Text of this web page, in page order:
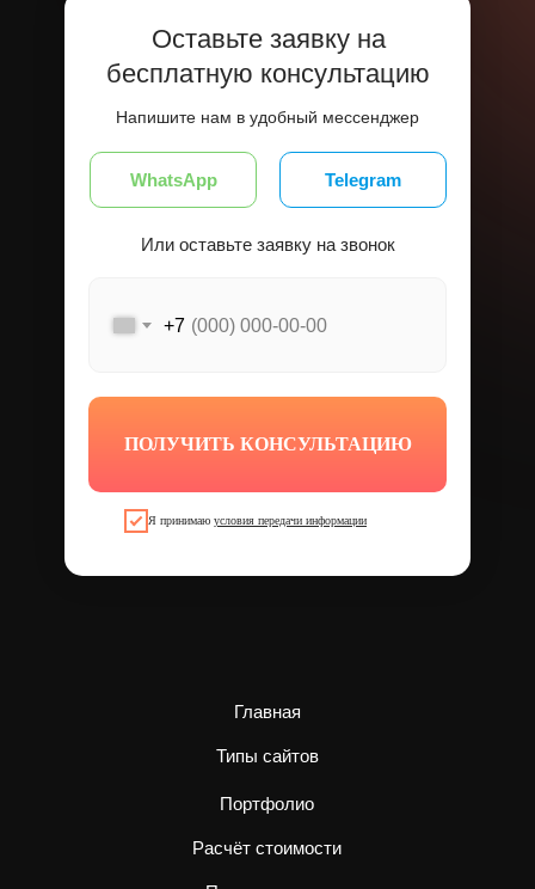
Оставьте заявку на
бесплатную консультацию
Напишите нам в удобный мессенджер
Telegram
Или оставьте заявку на звонок
WhatsApp
Я принимаю условия передачи информации
+7
ПОЛУЧИТЬ КОНСУЛЬТАЦИЮ
Типы сайтов
Портфолио
Расчёт стоимости
Главная